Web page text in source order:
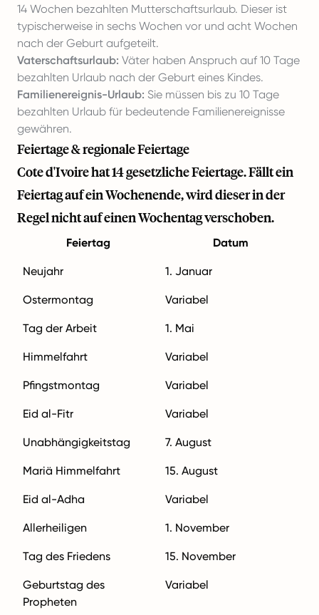
14 Wochen bezahlten Mutterschaftsurlaub. Dieser ist
typischerweise in sechs Wochen vor und acht Wochen
nach der Geburt aufgeteilt.
Vaterschaftsurlaub: Väter haben Anspruch auf 10 Tage
bezahlten Urlaub nach der Geburt eines Kindes.
Familienereignis-Urlaub: Sie müssen bis zu 10 Tage
bezahlten Urlaub für bedeutende Familienereignisse
gewähren.
Feiertage & regionale Feiertage
Cote d'Ivoire hat 14 gesetzliche Feiertage. Fällt ein
Feiertag auf ein Wochenende, wird dieser in der
Regel nicht auf einen Wochentag verschoben.
Feiertag Datum
Neujahr 1. Januar
Ostermontag Variabel
Tag der Arbeit 1. Mai
Himmelfahrt Variabel
Pfingstmontag Variabel
Eid al-Fitr Variabel
Unabhängigkeitstag 7. August
Mariä Himmelfahrt 15. August
Eid al-Adha Variabel
Allerheiligen 1. November
Tag des Friedens 15. November
Geburtstag des
Propheten
Variabel